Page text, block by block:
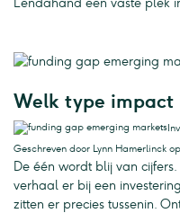
Lendahand een vaste plek
Welk type impact
Geschreven door Lynn Hamerlinck
De één wordt blij van
verhaal er bij een
zitten er precies tussenin.